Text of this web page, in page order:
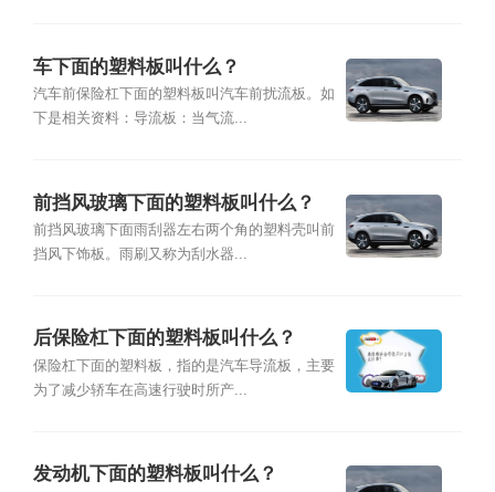
车下面的塑料板叫什么？
汽车前保险杠下面的塑料板叫汽车前扰流板。如
下是相关资料：导流板：当气流...
前挡风玻璃下面的塑料板叫什么？
前挡风玻璃下面雨刮器左右两个角的塑料壳叫前
挡风下饰板。雨刷又称为刮水器...
后保险杠下面的塑料板叫什么？
保险杠下面的塑料板，指的是汽车导流板，主要
为了减少轿车在高速行驶时所产...
发动机下面的塑料板叫什么？